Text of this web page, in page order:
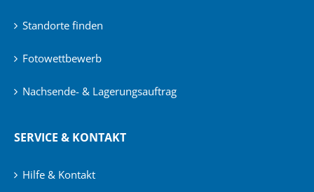
Standorte finden
Fotowettbewerb
Nachsende- & Lagerungsauftrag
SERVICE & KONTAKT
Hilfe & Kontakt